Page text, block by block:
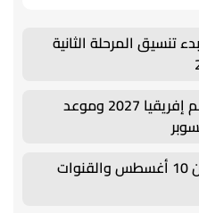
تنسيق المرحلة الثانية
كاف يعلن مواعيد كأس أمم إفريقيا 2027 وموعد
مواعيد مباريات اليوم الإثنين 10 أغسطس والقنوات